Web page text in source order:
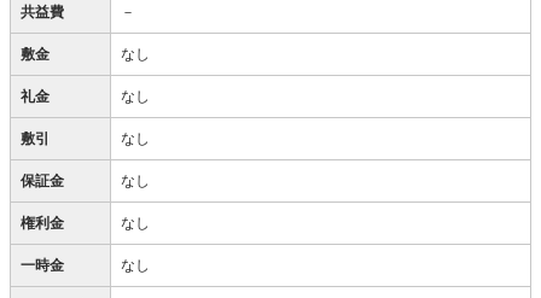
共益費 －
敷金 なし
礼金 なし
敷引 なし
保証金 なし
権利金 なし
一時金 なし